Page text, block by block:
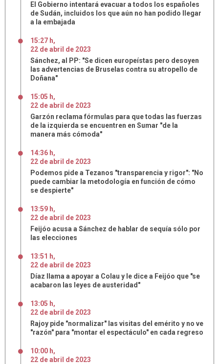
El Gobierno intentará evacuar a todos los españoles
de Sudán, incluidos los que aún no han podido llegar
a la embajada
15:27 h,
22 deabril de 2023
Sánchez, al PP: "Se dicen europeístas pero desoyen
las advertencias de Bruselas contra su atropello de
Doñana"
15:05 h,
22 deabril de 2023
Garzón reclama fórmulas para que todas las fuerzas
de la izquierda se encuentren en Sumar "de la
manera más cómoda"
14:36 h,
22 deabril de 2023
Podemos pide a Tezanos "transparencia y rigor": "No
puede cambiar la metodología en función de cómo
se despierte"
13:59 h,
22 deabril de 2023
Feijóo acusa a Sánchez de hablar de sequía sólo por
las elecciones
13:51 h,
22 deabril de 2023
Díaz llama a apoyar a Colau y le dice a Feijóo que "se
acabaron las leyes de austeridad"
13:05 h,
22 deabril de 2023
Rajoy pide "normalizar" las visitas del emérito y no ve
"razón" para "montar el espectáculo" en cada regreso
10:00 h,
22 deabril de 2023